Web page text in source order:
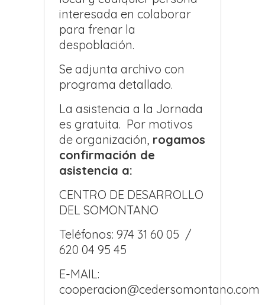
interesada en colaborar
para frenar la
despoblación.
Se adjunta archivo con
programa detallado.
La asistencia a la Jornada
es gratuita. Por motivos
de organización, rogamos
confirmación de
asistencia a:
CENTRO DE DESARROLLO
DEL SOMONTANO
Teléfonos: 974 31 60 05 /
620 04 95 45
E-MAIL:
cooperacion@cedersomontano.com